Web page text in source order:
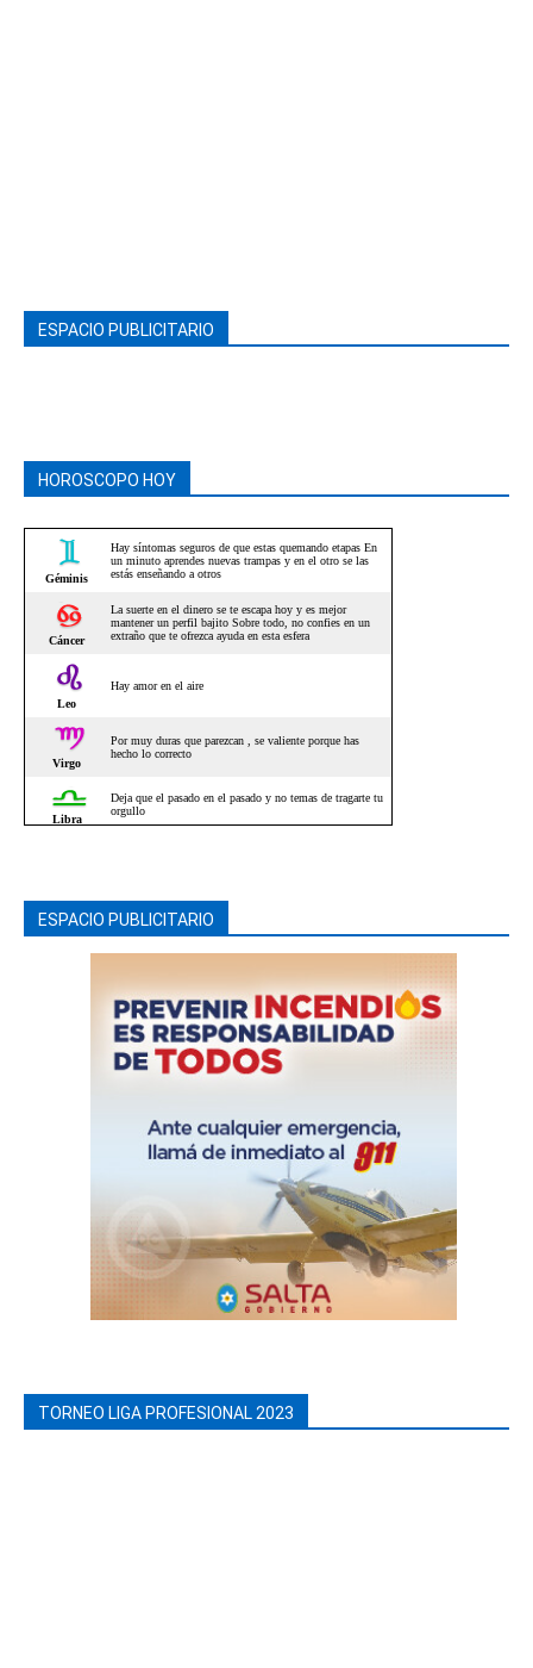
ESPACIO PUBLICITARIO
HOROSCOPO HOY
ESPACIO PUBLICITARIO
TORNEO LIGA PROFESIONAL 2023